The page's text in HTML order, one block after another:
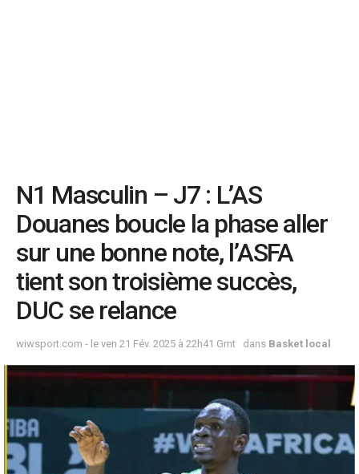
N1 Masculin – J7 : L’AS
Douanes boucle la phase aller
sur une bonne note, l’ASFA
tient son troisième succès,
DUC se relance
wiwsport.com - le ven 21 Fév. 2025 à 22h41 Gmt dans Basket local